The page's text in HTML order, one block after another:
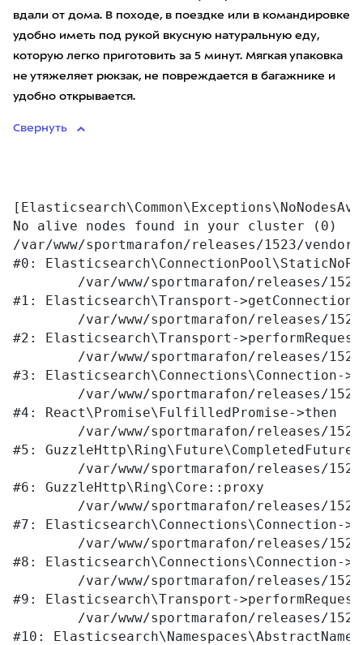
вдали от дома. В походе, в поездке или в командировке
удобно иметь под рукой вкусную натуральную еду,
которую легко приготовить за 5 минут. Мягкая упаковка
не утяжеляет рюкзак, не повреждается в багажнике и
удобно открывается.
Свернуть
No alive nodes found in your cluster (0)
/var/www/sportmarafon/releases/1523/
#0:
#1: Elasticsearch\Transport->getConnection
#2: Elasticsearch\Transport->performRequest
#3: Elasticsearch\Connections\Connection-
#4: React\Promise\FulfilledPromise->then
#5:
#6: GuzzleHttp\Ring\Core::proxy
#7: Elasticsearch\Connections\Connection-
#8: Elasticsearch\Connections\Connection-
#9: Elasticsearch\Transport->performRequest
#10: